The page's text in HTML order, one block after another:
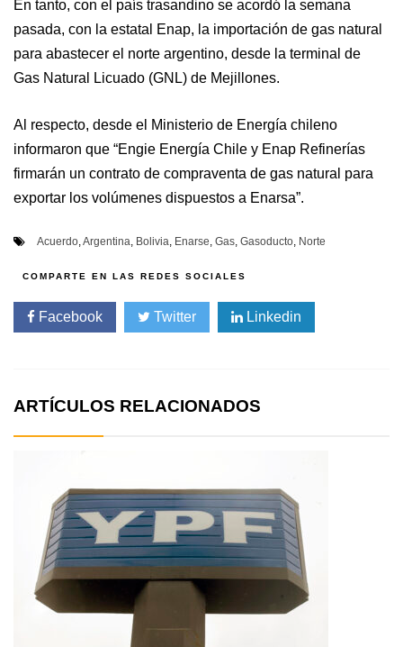
En tanto, con el país trasandino se acordó la semana
pasada, con la estatal Enap, la importación de gas natural
para abastecer el norte argentino, desde la terminal de
Gas Natural Licuado (GNL) de Mejillones.
Al respecto, desde el Ministerio de Energía chileno
informaron que “Engie Energía Chile y Enap Refinerías
firmarán un contrato de compraventa de gas natural para
exportar los volúmenes dispuestos a Enarsa”.
Acuerdo Argentina Bolivia Enarse Gas Gasoducto Norte
Facebook Twitter Linkedin
ARTÍCULOS RELACIONADOS